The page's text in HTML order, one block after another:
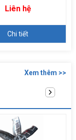
Liên hệ
Chi tiết
Xem thêm >>